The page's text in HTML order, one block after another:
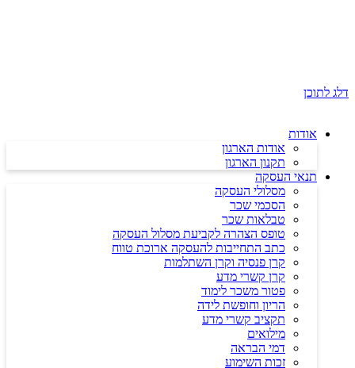
דלג לתוכן
אודות
אודות הארגון
תקנון הארגון
תנאי העסקה
מסלולי העסקה
הסכמי שכר
טבלאות שכר
טופס הצהרה לקביעת מסלול העסקה
כתב התחייבות להעסקה ארוכת טווח
קרן פנסיה וקרן השתלמות
קרן קשרי מדע
פטור משכר לימוד
הריון וחופשת לידה
תקציב קשרי מדע
מילואים
דמי הבראה
זכות השימוע